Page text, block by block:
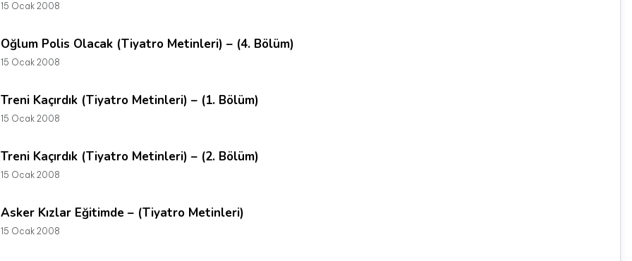
15 Ocak 2008
Oğlum Polis Olacak (Tiyatro Metinleri) – (4. Bölüm)
15 Ocak 2008
Treni Kaçırdık (Tiyatro Metinleri) – (1. Bölüm)
15 Ocak 2008
Treni Kaçırdık (Tiyatro Metinleri) – (2. Bölüm)
15 Ocak 2008
Asker Kızlar Eğitimde – (Tiyatro Metinleri)
15 Ocak 2008